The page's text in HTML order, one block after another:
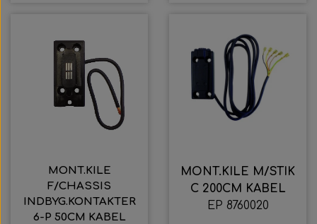
MONT.KILE
F/CHASSIS
INDBYG.KONTAKTER
6-P 50CM KABEL
MONT.KILE M/STIK
C 200CM KABEL
EP 8760020